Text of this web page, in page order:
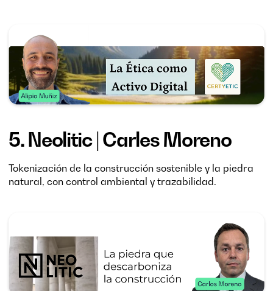
5.Neolitic| Carles Moreno
Tokenización de la construcción sostenible y la piedra
natural, con control ambiental y trazabilidad.